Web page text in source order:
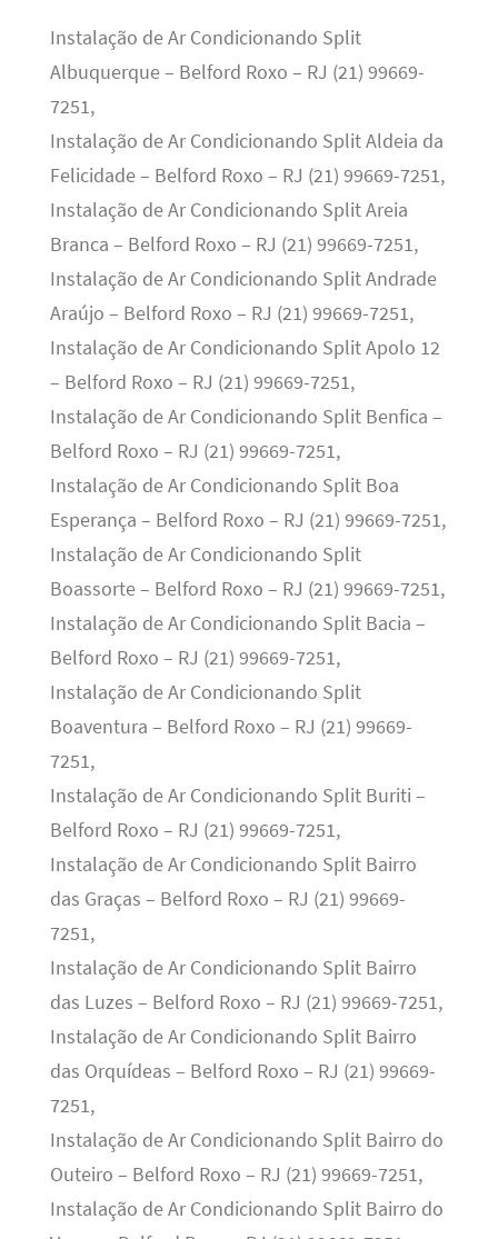
Instalação de Ar Condicionando Split
Albuquerque – Belford Roxo – RJ (21) 99669-
7251,
Instalação de Ar Condicionando Split Aldeia da
Felicidade – Belford Roxo – RJ (21) 99669-7251,
Instalação de Ar Condicionando Split Areia
Branca – Belford Roxo – RJ (21) 99669-7251,
Instalação de Ar Condicionando Split Andrade
Araújo – Belford Roxo – RJ (21) 99669-7251,
Instalação de Ar Condicionando Split Apolo 12
– Belford Roxo – RJ (21) 99669-7251,
Instalação de Ar Condicionando Split Benfica –
Belford Roxo – RJ (21) 99669-7251,
Instalação de Ar Condicionando Split Boa
Esperança – Belford Roxo – RJ (21) 99669-7251,
Instalação de Ar Condicionando Split
Boassorte – Belford Roxo – RJ (21) 99669-7251,
Instalação de Ar Condicionando Split Bacia –
Belford Roxo – RJ (21) 99669-7251,
Instalação de Ar Condicionando Split
Boaventura – Belford Roxo – RJ (21) 99669-
7251,
Instalação de Ar Condicionando Split Buriti –
Belford Roxo – RJ (21) 99669-7251,
Instalação de Ar Condicionando Split Bairro
das Graças – Belford Roxo – RJ (21) 99669-
7251,
Instalação de Ar Condicionando Split Bairro
das Luzes – Belford Roxo – RJ (21) 99669-7251,
Instalação de Ar Condicionando Split Bairro
das Orquídeas – Belford Roxo – RJ (21) 99669-
7251,
Instalação de Ar Condicionando Split Bairro do
Outeiro – Belford Roxo – RJ (21) 99669-7251,
Instalação de Ar Condicionando Split Bairro do